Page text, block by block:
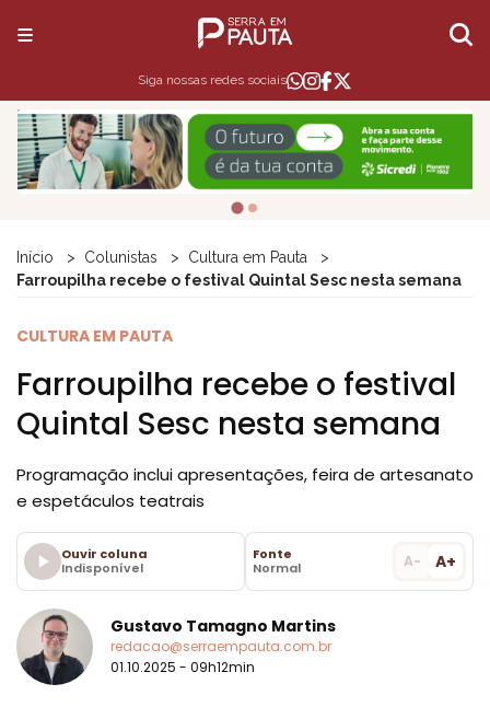
Siga nossas redes sociais
Início Colunistas
Cultura em Pauta
Farroupilha recebe o festival Quintal Sesc nesta semana
CULTURA EM PAUTA
Farroupilha recebe o festival
Quintal Sesc nesta semana
Programação inclui apresentações, feira de artesanato
e espetáculos teatrais
Ouvir coluna
Indisponível
Fonte
Normal
A- A+
Gustavo Tamagno Martins
redacao@serraempauta.com.br
01.10.2025 - 09h12min